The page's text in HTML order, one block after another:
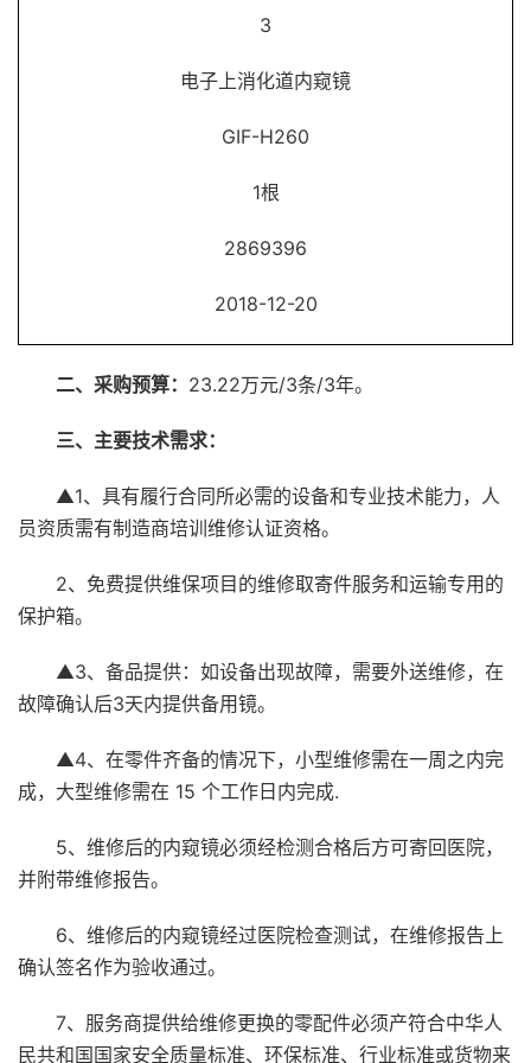
3
电子上消化道内窥镜
GIF-H260
1根
2869396
2018-12-20
二、采购预算： 23.22万元/3条/3年。
三、主要技术需求：
▲1、具有履行合同所必需的设备和专业技术能力，人
员资质需有制造商培训维修认证资格。
2、免费提供维保项目的维修取寄件服务和运输专用的
保护箱。
▲3、备品提供：如设备出现故障，需要外送维修，在
故障确认后3天内提供备用镜。
▲4、在零件齐备的情况下，小型维修需在一周之内完
成，大型维修需在 15 个工作日内完成.
5、维修后的内窥镜必须经检测合格后方可寄回医院，
并附带维修报告。
6、维修后的内窥镜经过医院检查测试，在维修报告上
确认签名作为验收通过。
7、服务商提供给维修更换的零配件必须产符合中华人
民共和国国家安全质量标准、环保标准、行业标准或货物来